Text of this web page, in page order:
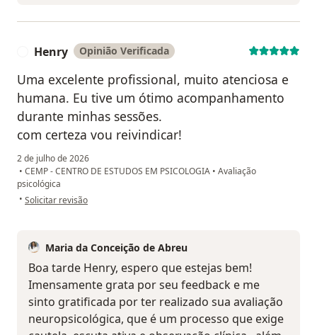
Henry Opinião Verificada
Uma excelente profissional, muito atenciosa e
humana. Eu tive um ótimo acompanhamento
durante minhas sessões.
com certeza vou reivindicar!
2 de julho de 2026
• CEMP - CENTRO DE ESTUDOS EM PSICOLOGIA • Avaliação
psicológica
• na opinião do utilizador Henry
Solicitar revisão
Maria da Conceição de Abreu
Boa tarde Henry, espero que estejas bem!
Imensamente grata por seu feedback e me
sinto gratificada por ter realizado sua avaliação
neuropsicológica, que é um processo que exige